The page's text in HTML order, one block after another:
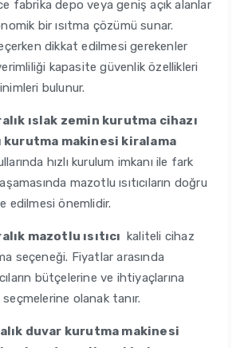
fabrika depo veya geniş açık alanlar
bir ısıtma çözümü sunar.
dikkat edilmesi gerekenler
kapasite güvenlik özellikleri
bulunur.
ıslak zemin kurutma cihazı
kurutma makinesi kiralama
hızlı kurulum imkanı ile fark
mazotlu ısıtıcıların doğru
edilmesi önemlidir.
mazotlu ısıtıcı kaliteli cihaz
seçeneği. Fiyatlar arasında
bütçelerine ve ihtiyaçlarına
olanak tanır.
duvar kurutma makinesi